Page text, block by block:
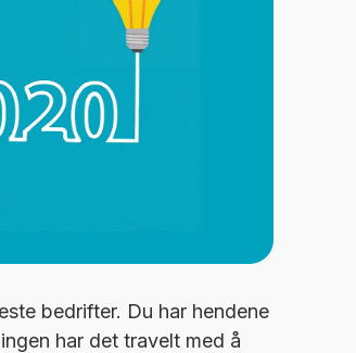
bedrifter. Du har hendene
har det travelt med å